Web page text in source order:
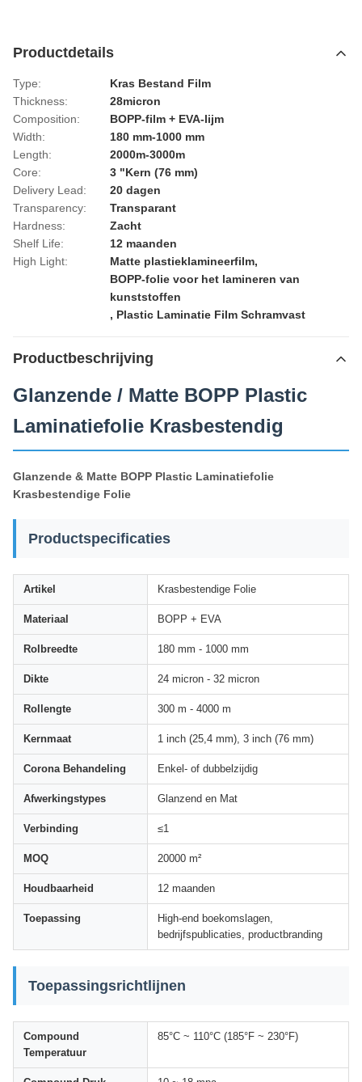
Productdetails
Type:
Kras Bestand Film
Thickness:
28micron
Composition:
BOPP-film + EVA-lijm
Width:
180 mm-1000 mm
Length:
2000m-3000m
Core:
3 "Kern (76 mm)
Delivery Lead:
20 dagen
Transparency:
Transparant
Hardness:
Zacht
Shelf Life:
12 maanden
High Light:
Matte plastieklamineerfilm,
BOPP-folie voor het lamineren van
kunststoffen
, Plastic Laminatie Film Schramvast
Productbeschrijving
Glanzende / Matte BOPP Plastic
Laminatiefolie Krasbestendig
Glanzende & Matte BOPP Plastic Laminatiefolie
Krasbestendige Folie
Productspecificaties
Artikel Krasbestendige Folie
Materiaal BOPP + EVA
Rolbreedte 180 mm - 1000 mm
Dikte 24 micron - 32 micron
Rollengte 300 m - 4000 m
Kernmaat 1 inch (25,4 mm), 3 inch (76 mm)
Corona Behandeling Enkel- of dubbelzijdig
Afwerkingstypes Glanzend en Mat
Verbinding ≤1
MOQ 20000 m²
Houdbaarheid 12 maanden
Toepassing
High-end boekomslagen,
bedrijfspublicaties, productbranding
Toepassingsrichtlijnen
Compound
Temperatuur
85°C ~ 110°C (185°F ~ 230°F)